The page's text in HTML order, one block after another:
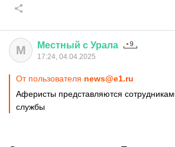
М Местный с Урала
17:24, 04.04.2025
От пользователя news@e1.ru
Аферисты представляются
службы